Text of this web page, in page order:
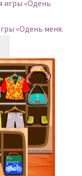
«Одень меня.